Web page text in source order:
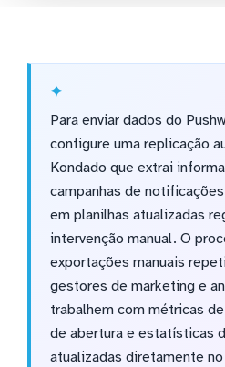
Para enviar dados do
configure uma replicação
Kondado que extrai
campanhas de
em planilhas atualizadas
intervenção manual. O
exportações manuais
gestores de marketing e
trabalhem com métricas
de abertura e estatísticas
atualizadas diretamente